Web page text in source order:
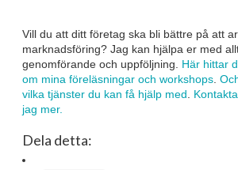
Vill du att ditt företag ska bli bättre på att
marknadsföring? Jag kan hjälpa er med
genomförande och uppföljning. Här hittar
om mina föreläsningar och workshops
vilka tjänster du kan få hjälp med
jag mer.
Dela detta: